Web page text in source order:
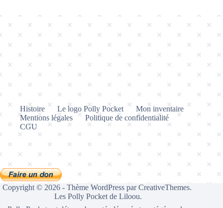
Histoire Le logo Polly Pocket
Mon inventaire
Mentions légales
Politique de confidentialité
CGU
Copyright © 2026 - Thème WordPress parCreativeThemes.
Les Polly Pocket de Liloou.